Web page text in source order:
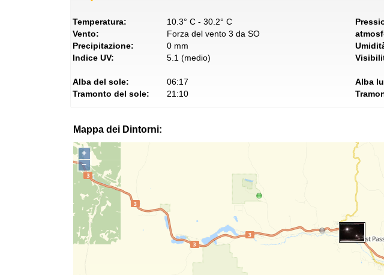
Temperatura:
10.3° C - 30.2° C
Vento:
Forza del vento 3 da SO
Precipitazione:
0 mm
Indice UV:
5.1 (medio)
Alba del sole:
06:17
Tramonto del sole:
21:10
Alba
Mappa dei Dintorni:
+
−